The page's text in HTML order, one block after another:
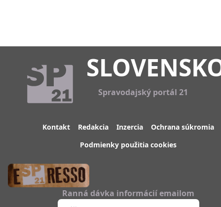
Spravodajský portál 21
Kontakt Redakcia Inzercia
Ochrana súkromia
Podmienky použitia cookies
Ranná dávka informácií emailom